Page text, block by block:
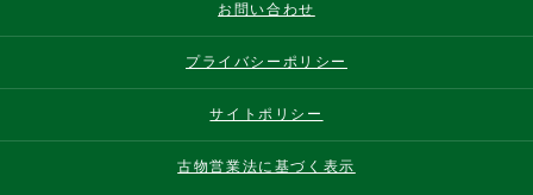
お問い合わせ
プライバシーポリシー
サイトポリシー
古物営業法に基づく表示